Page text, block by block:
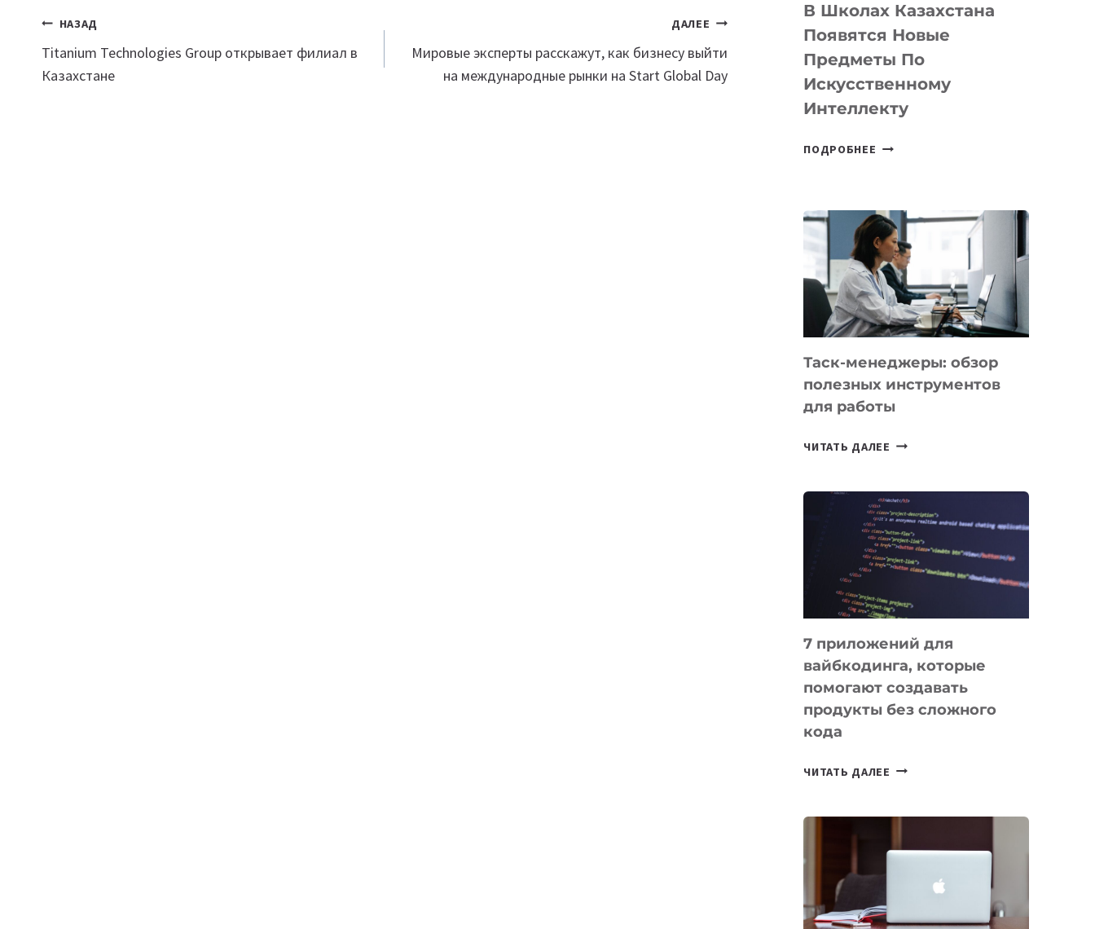
Навигация
по
НАЗАД
Titanium Technologies Group открывает филиал в
Казахстане
ДАЛЕЕ
Мировые эксперты расскажут, как бизнесу выйти
на международные рынки на Start Global Day
ДЛЯ
ТЕХНОЛОГИЧЕСКИХ
СТАРТАПОВ
В Школах Казахстана
Появятся Новые
Предметы По
Искусственному
Интеллекту
ПОДРОБНЕЕ
НОВЫЕ
ПРЕДМЕТЫ
ПО
ИСКУССТВЕННОМУ
ИНТЕЛЛЕКТУ
Таск-менеджеры: обзор
полезных инструментов
для работы
ЧИТАТЬ ДАЛЕЕ ТАСК-
ПОЛЕЗНЫХ
ИНСТРУМЕНТОВ
ДЛЯ
РАБОТЫ
7 приложений для
вайбкодинга, которые
помогают создавать
продукты без сложного
кода
ЧИТАТЬ ДАЛЕЕ
КОТОРЫЕ
СОЗДАВАТЬ